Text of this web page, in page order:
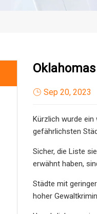
Sep 20, 2023
Kürzlich wurde
gefährlichsten
Sicher, die Liste
erwähnt haben,
Städte mit
hoher